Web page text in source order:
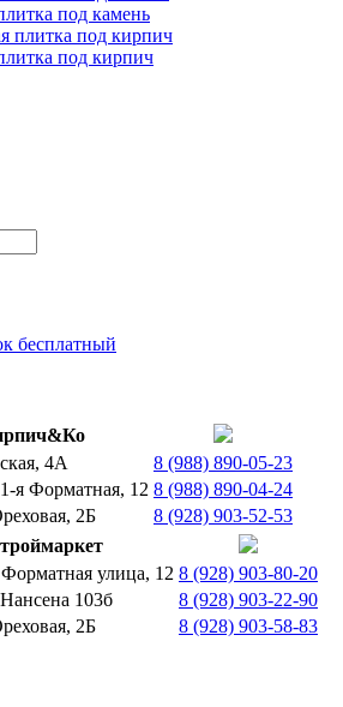
под камень
под кирпич
бесплатный
4А
8 (988) 890-05-23
я Форматная, 12 8 (988) 890-04-24
2Б
8 (928) 903-52-53
улица, 12 8 (928) 903-80-20
103б
8 (928) 903-22-90
2Б
8 (928) 903-58-83